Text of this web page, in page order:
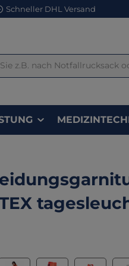
Schneller DHL Versand
überspringen